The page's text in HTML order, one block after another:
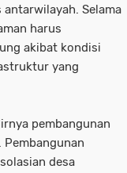
Selama
harus
akibat kondisi
yang
pembangunan
Pembangunan
desa